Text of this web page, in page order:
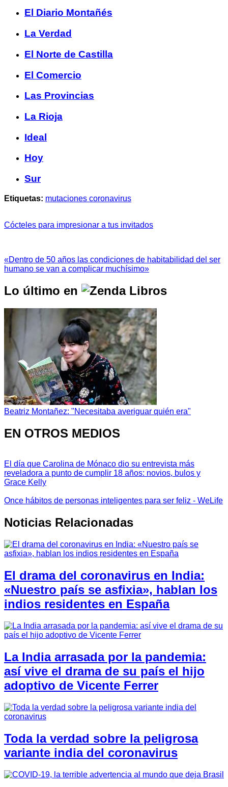
El Diario Montañés
La Verdad
El Norte de Castilla
El Comercio
Las Provincias
La Rioja
Ideal
Hoy
Sur
Etiquetas: mutaciones coronavirus
Cócteles para impresionar a tus invitados
«Dentro de 50 años las condiciones de habitabilidad del ser
humano se van a complicar muchísimo»
Lo último en
Beatriz Montañez: "Necesitaba averiguar quién era"
EN OTROS MEDIOS
El día que Carolina de Mónaco dio su entrevista más
reveladora a punto de cumplir 18 años: novios, bulos y
Grace Kelly
Once hábitos de personas inteligentes para ser feliz - WeLife
Noticias Relacionadas
El drama del coronavirus en India:
«Nuestro país se asfixia», hablan los
indios residentes en España
La India arrasada por la pandemia:
así vive el drama de su país el hijo
adoptivo de Vicente Ferrer
Toda la verdad sobre la peligrosa
variante india del coronavirus